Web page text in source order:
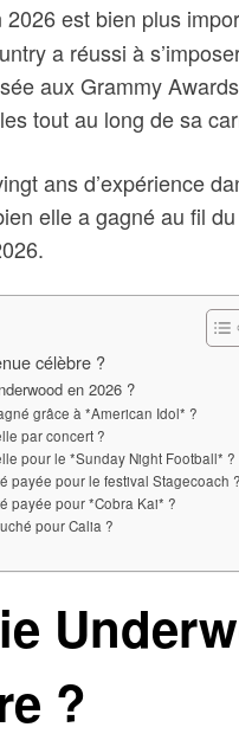
2026 est bien plus
a réussi à
aux Grammy
tout au long de sa
ans d’expérience
elle a gagné au fil
célèbre ?
en 2026 ?
grâce à *American Idol* ?
par concert ?
pour le *Sunday Night Football* ?
payée pour le festival Stagecoach ?
payée pour *Cobra Kai* ?
pour Calia ?
?